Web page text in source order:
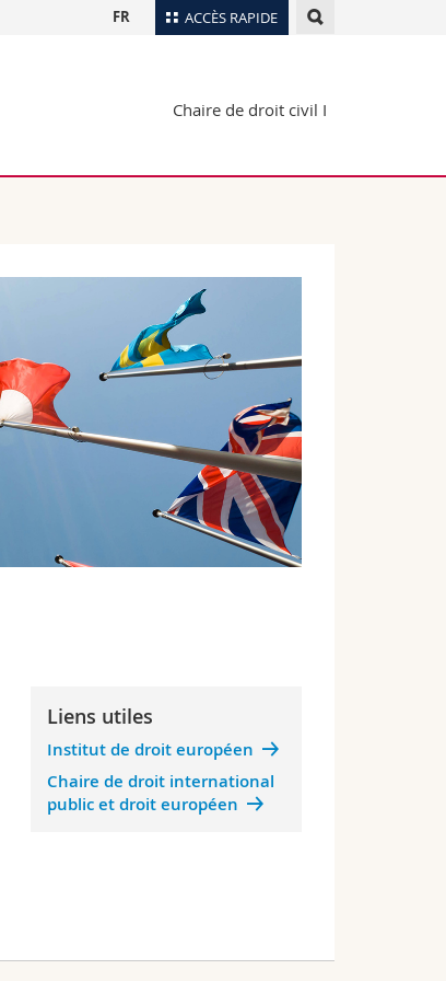
ACCÈS RAPIDE
Plan d'accès
Webmail
FR
Chaire de droit civil I
Liens utiles
Institut de droit européen
Chaire de droit international
public et droit européen